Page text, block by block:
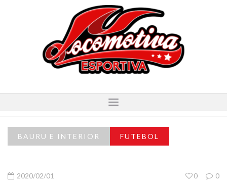
BAURU E INTERIOR FUTEBOL
2020/02/01 0
0